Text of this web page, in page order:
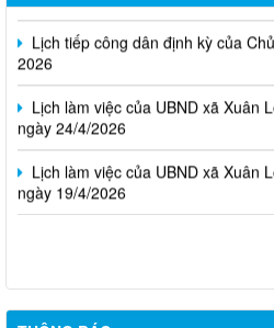
Lịch tiếp công dân định kỳ của
2026
Lịch làm việc của UBND xã Xuân
ngày 24/4/2026
Lịch làm việc của UBND xã Xuân
ngày 19/4/2026
Cuộc thi trực tuyến tìm hiểu pháp